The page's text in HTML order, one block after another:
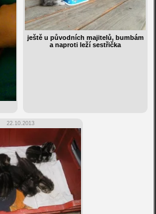
ještě u původních majitelů, bumbám
a naproti leží sestřička
22.10.2013